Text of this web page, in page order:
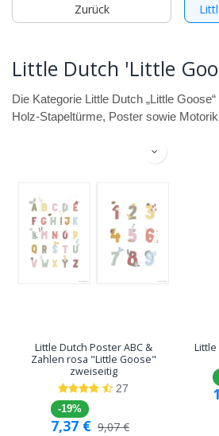
Zurück
Little Dutch 'Little
Die Kategorie Little Dutch „Little
Holz-Stapeltürme, Poster sowie
Little Dutch Poster ABC &
Zahlen rosa "Little Goose"
zweiseitig
27
-19%
7,37 € 9,07€
Little